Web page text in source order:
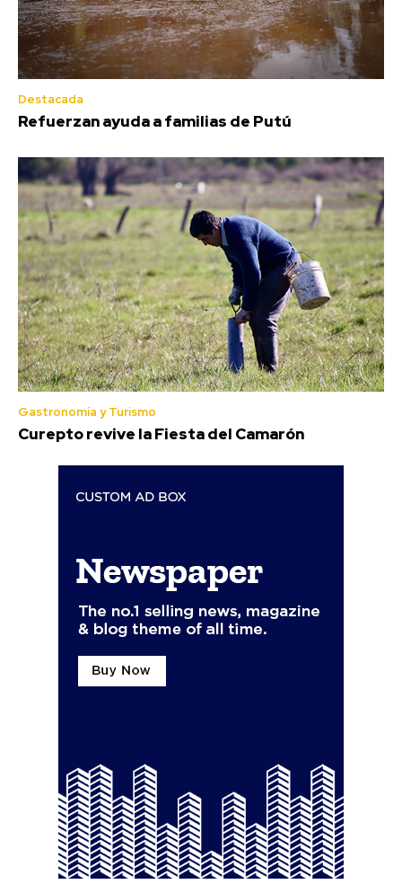
Destacada
Refuerzan ayuda a familias de Putú
Gastronomía y Turismo
Curepto revive la Fiesta del Camarón